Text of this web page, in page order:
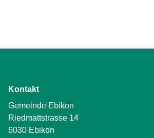
Kontakt
Gemeinde Ebikon
Riedmattstrasse 14
6030 Ebikon